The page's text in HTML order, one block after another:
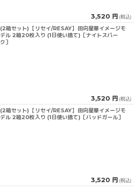
3,520 円 (税込)
(2箱セット)【リセイ/RESAY】田向星華イメージモ
デル 2箱20枚入り (1日使い捨て)［ナイトスパー
ク］
3,520 円 (税込)
(2箱セット)【リセイ/RESAY】田向星華イメージモ
デル 2箱20枚入り (1日使い捨て)［バッドガール］
3,520 円 (税込)